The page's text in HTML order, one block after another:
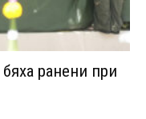
ранени при